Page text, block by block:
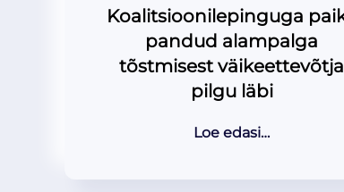
Koalitsioonilepinguga
pandud alampalga
tõstmisest väikeettevõtja
pilgu läbi
Loe edasi…